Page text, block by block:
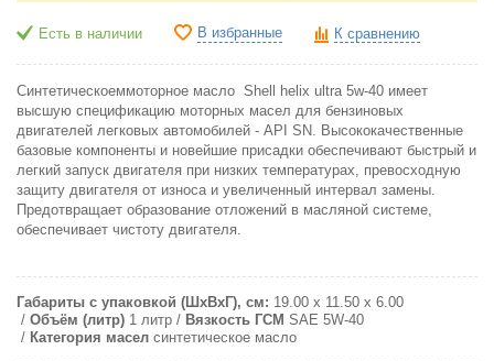
Есть в наличии В избранные К сравнению
Синтетическоеммоторное масло Shell helix ultra 5w-40 имеет
высшую спецификацию моторных масел для бензиновых
двигателей легковых автомобилей - API SN. Высококачественные
базовые компоненты и новейшие присадки обеспечивают быстрый и
легкий запуск двигателя при низких температурах, превосходную
защиту двигателя от износа и увеличенный интервал замены.
Предотвращает образование отложений в масляной системе,
обеспечивает чистоту двигателя.
Габариты с упаковкой (ШxВxГ), см: 19.00 x 11.50 x 6.00
Объём (литр) 1 литр Вязкость ГСМ SAE 5W-40
Категория масел синтетическое масло